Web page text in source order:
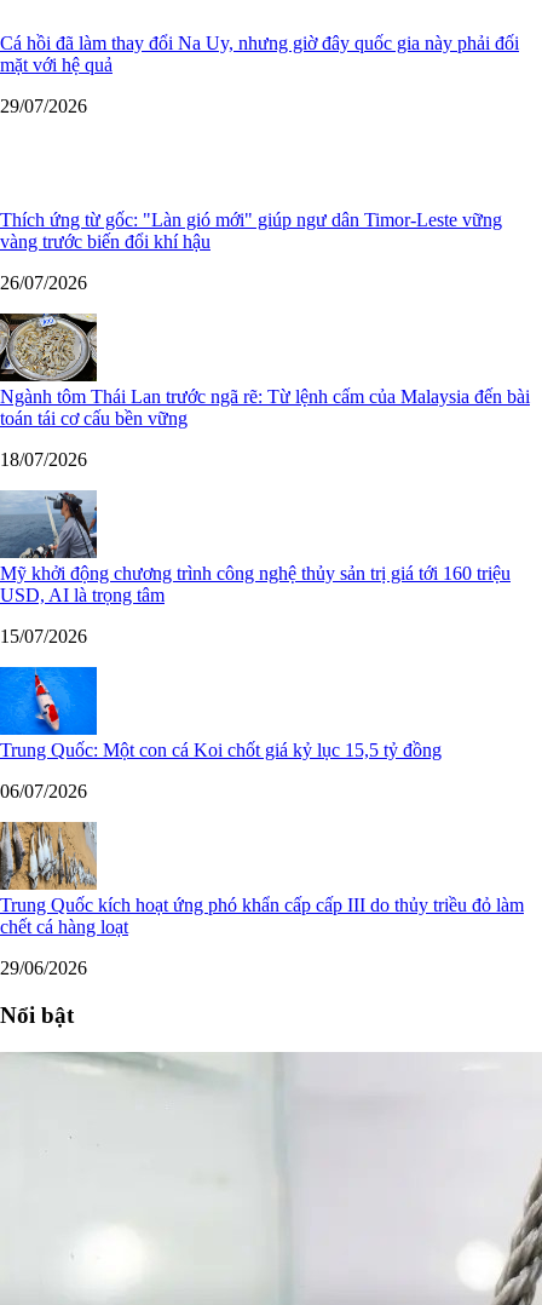
29/07/2026
26/07/2026
Ngành tôm Thái Lan trước ngã rẽ: Từ lệnh cấm của Malaysia đến bài
toán tái cơ cấu bền vững
18/07/2026
Mỹ khởi động chương trình công nghệ thủy sản trị giá tới 160 triệu
USD, AI là trọng tâm
15/07/2026
Trung Quốc: Một con cá Koi chốt giá kỷ lục 15,5 tỷ đồng
06/07/2026
Trung Quốc kích hoạt ứng phó khẩn cấp cấp III do thủy triều đỏ làm
chết cá hàng loạt
29/06/2026
Nổi bật